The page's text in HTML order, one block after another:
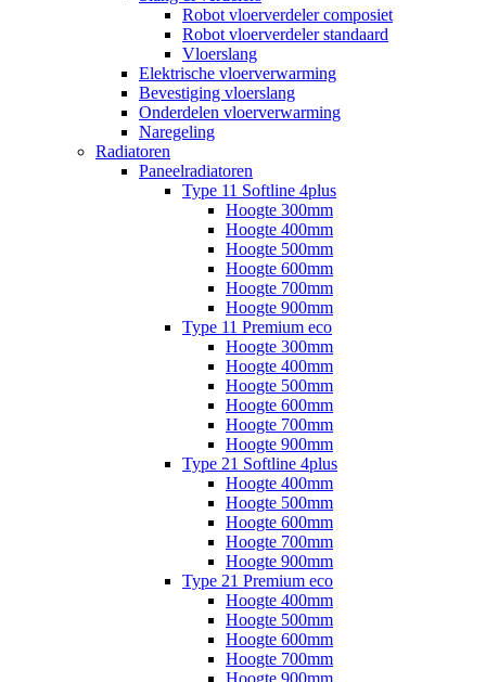
Robot vloerverdeler composiet
Robot vloerverdeler standaard
Vloerslang
Elektrische vloerverwarming
Bevestiging vloerslang
Onderdelen vloerverwarming
Naregeling
Radiatoren
Paneelradiatoren
Type 11 Softline 4plus
Hoogte 300mm
Hoogte 400mm
Hoogte 500mm
Hoogte 600mm
Hoogte 700mm
Hoogte 900mm
Type 11 Premium eco
Hoogte 300mm
Hoogte 400mm
Hoogte 500mm
Hoogte 600mm
Hoogte 700mm
Hoogte 900mm
Type 21 Softline 4plus
Hoogte 400mm
Hoogte 500mm
Hoogte 600mm
Hoogte 700mm
Hoogte 900mm
Type 21 Premium eco
Hoogte 400mm
Hoogte 500mm
Hoogte 600mm
Hoogte 700mm
Hoogte 900mm